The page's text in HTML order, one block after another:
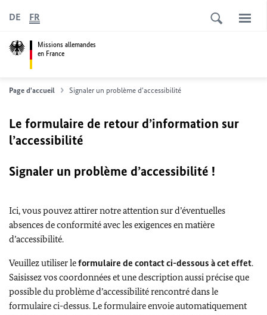
Missions allemandes
en France
DE FR
Page d'accueil Signaler un problème d'accessibilité
Le formulaire de retour d’information sur
l’accessibilité
Signaler un problème d’accessibilité !
Ici, vous pouvez attirer notre attention sur d’éventuelles
absences de conformité avec les exigences en matière
d’accessibilité.
Veuillez utiliser leformulaire de contact ci-dessous à cet effet.
Saisissez vos coordonnées et une description aussi précise que
possible du problème d’accessibilité rencontré dans le
formulaire ci-dessus. Le formulaire envoie automatiquement